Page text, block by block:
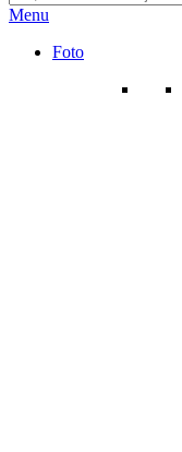
Menu
Foto